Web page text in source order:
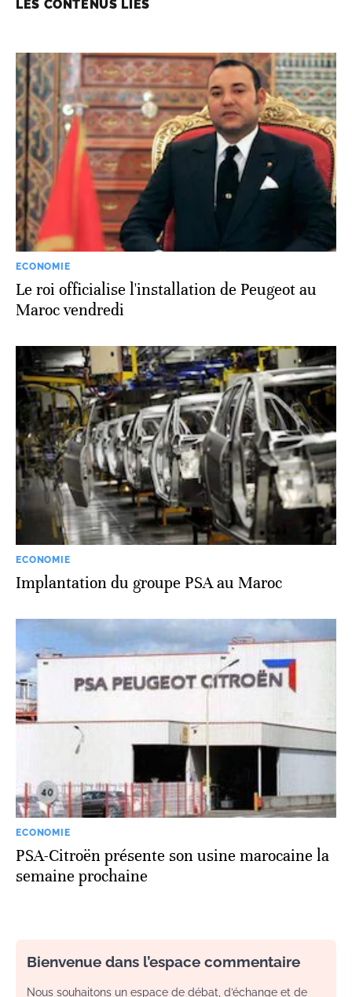
LES CONTENUS LIÉS
ECONOMIE
Le roi officialise l'installation de Peugeot au
Maroc vendredi
ECONOMIE
Implantation du groupe PSA au Maroc
ECONOMIE
PSA-Citroën présente son usine marocaine la
semaine prochaine
Bienvenue dans l’espace commentaire
Nous souhaitons un espace de débat, d’échange et de